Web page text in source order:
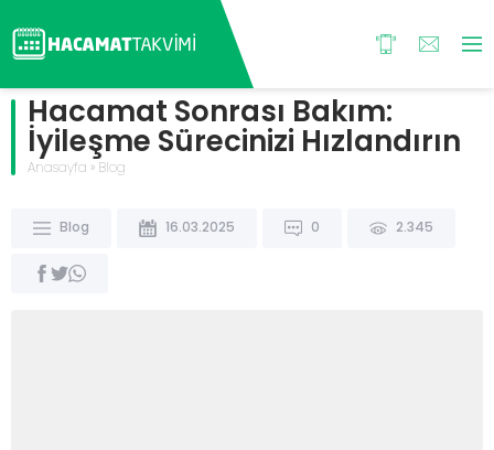
Hacamat Sonrası Bakım:
İyileşme Sürecinizi Hızlandırın
Anasayfa » Blog
Blog 16.03.2025 0 2.345